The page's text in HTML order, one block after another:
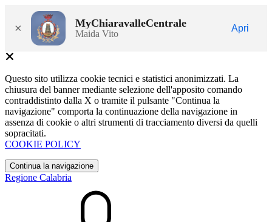
× MyChiaravalleCentrale
Maida Vito
Apri
Questo sito utilizza cookie tecnici e statistici anonimizzati. La
chiusura del banner mediante selezione dell'apposito comando
contraddistinto dalla X o tramite il pulsante "Continua la
navigazione" comporta la continuazione della navigazione in
assenza di cookie o altri strumenti di tracciamento diversi da quelli
sopracitati.
COOKIE POLICY
Continua la navigazione
Regione Calabria